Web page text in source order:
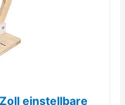
einstellbare